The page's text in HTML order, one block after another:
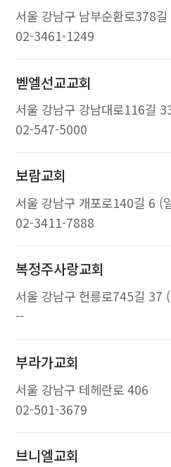
서울 강남구 남부순환로378
02-3461-1249
벧엘선교교회
서울 강남구 강남대로116길
02-547-5000
보람교회
서울 강남구 개포로140길 6 (
02-3411-7888
복정주사랑교회
서울 강남구 헌릉로745길 37
--
부라가교회
서울 강남구 테헤란로 406
02-501-3679
브니엘교회